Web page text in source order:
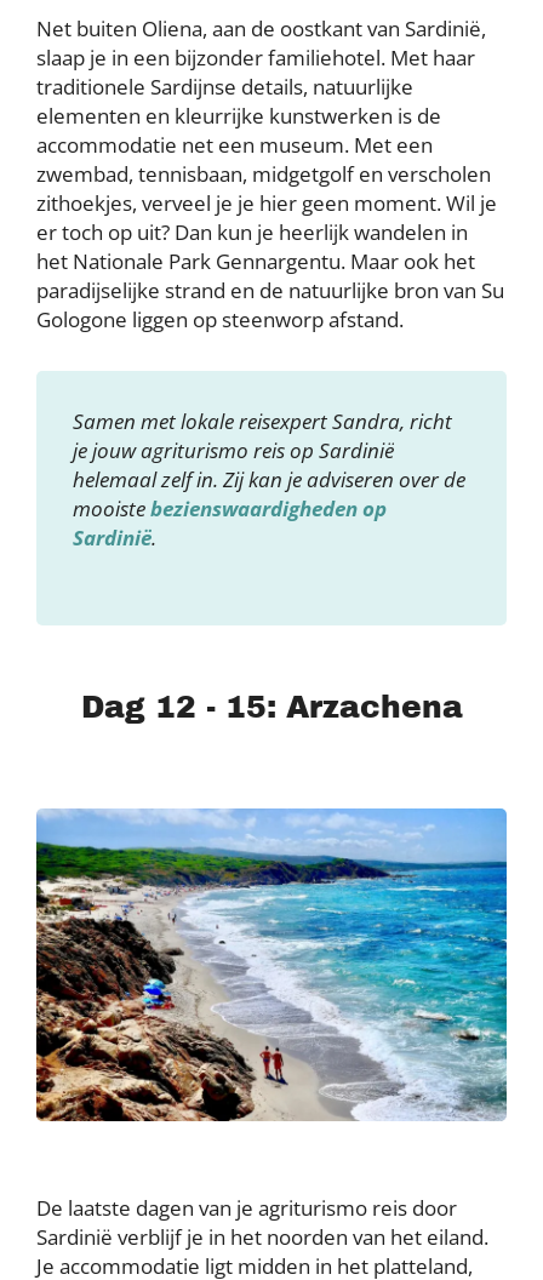
Net buiten Oliena, aan de oostkant van Sardinië,
slaap je in een bijzonder familiehotel. Met haar
traditionele Sardijnse details, natuurlijke
elementen en kleurrijke kunstwerken is de
accommodatie net een museum. Met een
zwembad, tennisbaan, midgetgolf en verscholen
zithoekjes, verveel je je hier geen moment. Wil je
er toch op uit? Dan kun je heerlijk wandelen in
het Nationale Park Gennargentu. Maar ook het
paradijselijke strand en de natuurlijke bron van Su
Gologone liggen op steenworp afstand.
Samen met lokale reisexpert Sandra, richt
je jouw agriturismo reis op Sardinië
helemaal zelf in. Zij kan je adviseren over de
mooistebezienswaardigheden op
Sardinië.
Dag 12 - 15: Arzachena
De laatste dagen van je agriturismo reis door
Sardinië verblijf je in het noorden van het eiland.
Je accommodatie ligt midden in het platteland,